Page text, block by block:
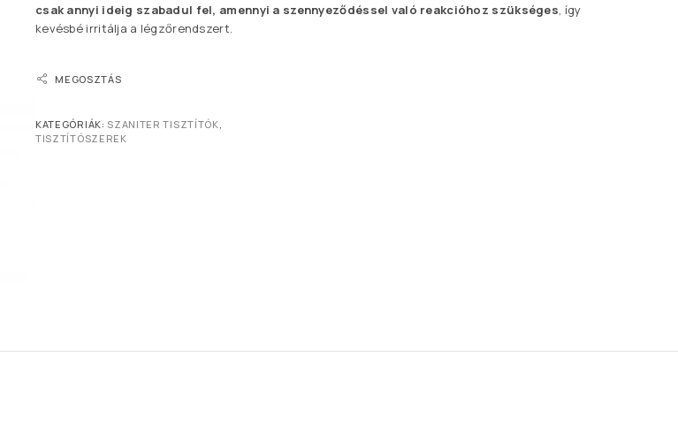
csak annyi ideig szabadul fel, amennyi a szennyeződéssel való reakcióhoz szükséges, így
kevésbé irritálja a légzőrendszert.
MEGOSZTÁS
KATEGÓRIÁK: SZANITER TISZTÍTÓK
TISZTÍTÓSZEREK